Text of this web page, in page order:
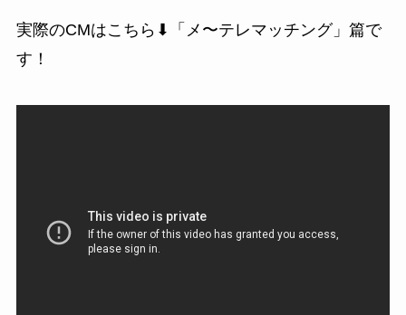
実際のCMはこちら⬇「メ〜テレマッチング」篇で
す！